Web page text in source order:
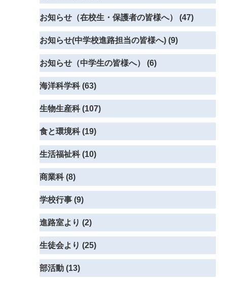
お知らせ（在校生・保護者の皆様へ） (47)
お知らせ(中学校進路担当の皆様へ) (9)
お知らせ（中学生の皆様へ） (6)
海洋科学科 (63)
生物生産科 (107)
食と環境科 (19)
生活福祉科 (10)
商業科 (8)
学校行事 (9)
進路室より (2)
生徒会より (25)
部活動 (13)